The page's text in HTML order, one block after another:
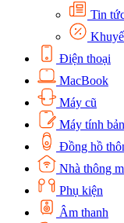
Tin
Điện thoại
MacBook
Máy cũ
Máy tính
Đồng hồ
Nhà thông
Phụ kiện
Âm thanh